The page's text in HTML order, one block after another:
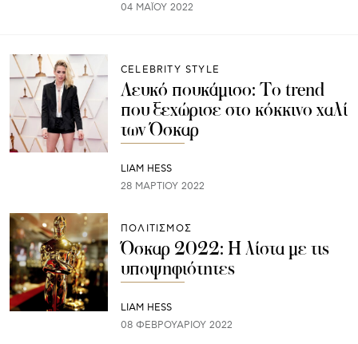
04 ΜΑΪ́ΟΥ 2022
CELEBRITY STYLE
Λευκό πουκάμισο: Το trend
που ξεχώρισε στο κόκκινο χαλί
των Όσκαρ
LIAM HESS
28 ΜΑΡΤΊΟΥ 2022
ΠΟΛΙΤΙΣΜΟΣ
Όσκαρ 2022: Η λίστα με τις
υποψηφιότητες
LIAM HESS
08 ΦΕΒΡΟΥΑΡΊΟΥ 2022